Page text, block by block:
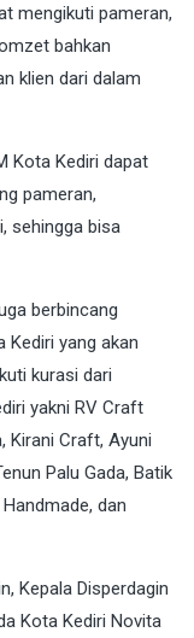
mengikuti pameran,
bahkan
klien dari dalam
Kota Kediri dapat
pameran,
sehingga bisa
berbincang
Kediri yang akan
kurasi dari
yakni RV Craft
Kirani Craft, Ayuni
Palu Gada, Batik
dan
Kepala Disperdagin
Kota Kediri Novita